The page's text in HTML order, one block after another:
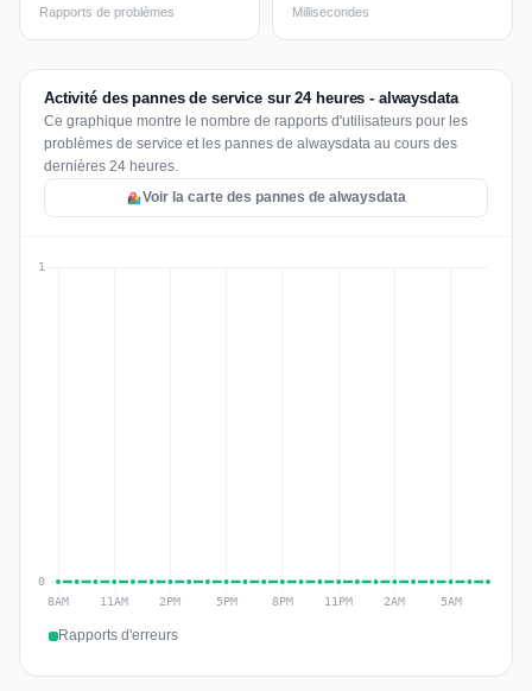
Rapports de problèmes Millisecondes
Activité des pannes de service sur 24 heures - alwaysdata
Ce graphique montre le nombre de rapports d'utilisateurs pour les
problèmes de service et les pannes de alwaysdata au cours des
dernières 24 heures.
Voir la carte des pannes de alwaysdata
Rapports d'erreurs